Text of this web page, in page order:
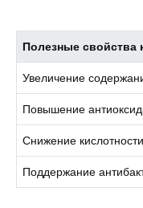
Полезные свойства
Увеличение
Повышение
Снижение
Поддержание